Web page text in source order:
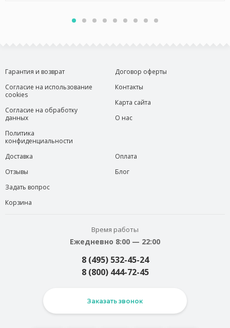
Гарантия и возврат
Согласие на использование
cookies
Согласие на обработку
данных
Политика
конфиденциальности
Договор оферты
Контакты
Карта сайта
О нас
Доставка
Отзывы
Задать вопрос
Корзина
Оплата
Блог
Время работы
Ежедневно 8:00 — 22:00
8 (495) 532-45-24
8 (800) 444-72-45
Заказать звонок